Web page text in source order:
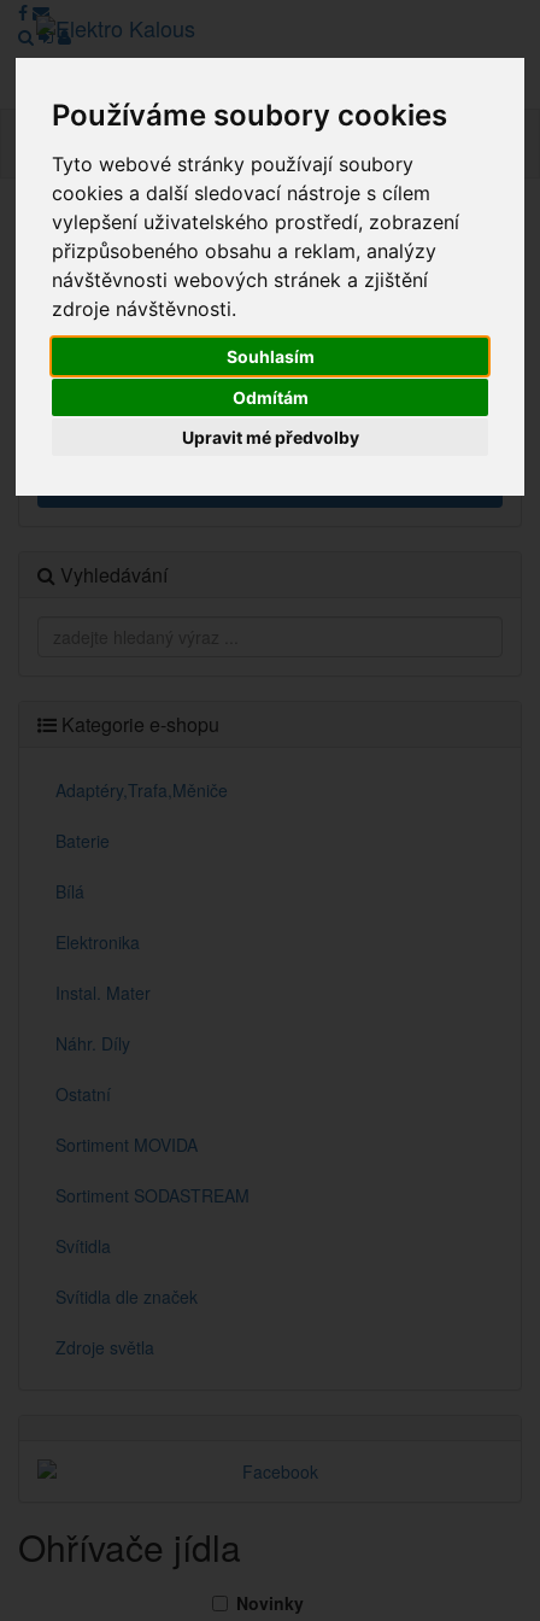
Používáme soubory cookies
Tyto webové stránky používají soubory
cookies a další sledovací nástroje s cílem
vylepšení uživatelského prostředí, zobrazení
přizpůsobeného obsahu a reklam, analýzy
návštěvnosti webových stránek a zjištění
zdroje návštěvnosti.
Souhlasím
Odmítám
Upravit mé předvolby
Vážení zákazníci, v tuto chvíli je Náš internetový obchod v
režimu Katalogu. Objednávky on-line nyní nelze vyřídit.
Děkujeme za pochopení.
Výprodej
Vyhledávání
Kategorie e-shopu
Adaptéry,Trafa,Měniče
Baterie
Bílá
Elektronika
Instal. Mater
Náhr. Díly
Ostatní
Sortiment MOVIDA
Sortiment SODASTREAM
Svítidla
Svítidla dle značek
Zdroje světla
Ohřívače jídla
Novinky